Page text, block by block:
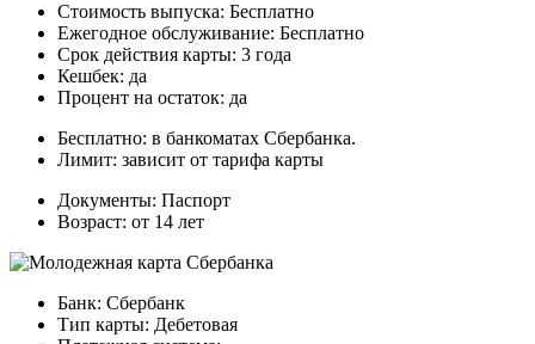
Стоимость выпуска: Бесплатно
Ежегодное обслуживание: Бесплатно
Срок действия карты: 3 года
Кешбек: да
Процент на остаток: да
Бесплатно: в банкоматах Сбербанка.
Лимит: зависит от тарифа карты
Документы: Паспорт
Возраст: от 14 лет
Банк: Сбербанк
Тип карты: Дебетовая